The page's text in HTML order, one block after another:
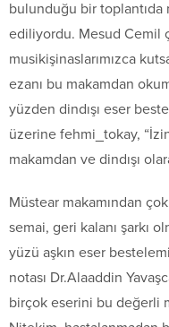
bulunduğu bir
ediliyordu. Mesud Cemil
musikişinaslarımızca
ezanı bu makamdan
yüzden dindışı eser
üzerine fehmi_tokay,
makamdan ve dindışı
Müstear makamından
semai, geri kalanı şarkı
yüzü aşkın eser
notası Dr.Alaaddin
birçok eserini bu değerli